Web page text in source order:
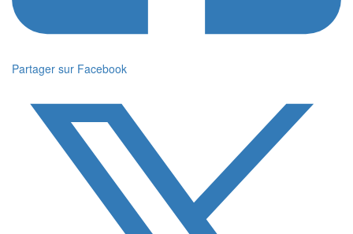
Partager sur Facebook